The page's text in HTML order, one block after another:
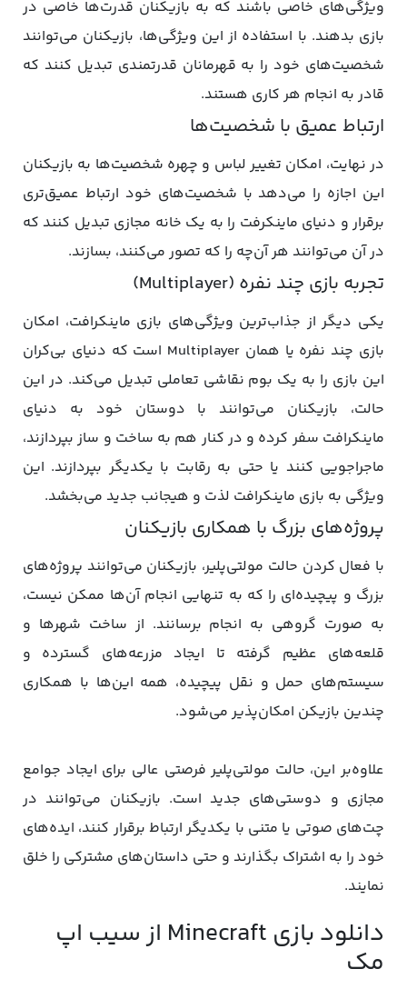
ویژگی‌های خاصی باشند که به بازیکنان قدرت‌ها خاصی در
بازی بدهند. با استفاده از این ویژگی‌ها، بازیکنان می‌توانند
شخصیت‌های خود را به قهرمانان قدرتمندی تبدیل کنند که
قادر به انجام هر کاری هستند.
ارتباط عمیق با شخصیت‌ها
در نهایت، امکان تغییر لباس و چهره شخصیت‌ها به بازیکنان
این اجازه را می‌دهد با شخصیت‌های خود ارتباط عمیق‌تری
برقرار و دنیای ماینکرفت را به یک خانه مجازی تبدیل کنند که
در آن می‌توانند هر آن‌چه را که تصور می‌کنند، بسازند.
تجربه بازی چند نفره (Multiplayer)
یکی دیگر از جذاب‌ترین ویژگی‌های بازی ماینکرافت، امکان
بازی چند نفره یا همان Multiplayer است که دنیای بی‌کران
این بازی را به یک بوم نقاشی تعاملی تبدیل می‌کند. در این
حالت، بازیکنان می‌توانند با دوستان خود به دنیای
ماینکرافت سفر کرده و در کنار هم به ساخت و ساز بپردازند،
ماجراجویی کنند یا حتی به رقابت با یکدیگر بپردازند. این
ویژگی به بازی ماینکرافت لذت و هیجانب جدید می‌بخشد.
پروژه‌های بزرگ با همکاری بازیکنان
با فعال کردن حالت مولتی‌پلیر، بازیکنان می‌توانند پروژه‌های
بزرگ و پیچیده‌ای را که به تنهایی انجام آن‌ها ممکن نیست،
به صورت گروهی به انجام برسانند. از ساخت شهرها و
قلعه‌های عظیم گرفته تا ایجاد مزرعه‌های گسترده و
سیستم‌های حمل و نقل پیچیده، همه این‌ها با همکاری
چندین بازیکن امکان‌پذیر می‌شود.
علاوه‌بر این، حالت مولتی‌پلیر فرصتی عالی برای ایجاد جوامع
مجازی و دوستی‌های جدید است. بازیکنان می‌توانند در
چت‌های صوتی یا متنی با یکدیگر ارتباط برقرار کنند، ایده‌های
خود را به اشتراک بگذارند و حتی داستان‌های مشترکی را خلق
نمایند.
دانلود بازی Minecraft از سیب اپ
مک